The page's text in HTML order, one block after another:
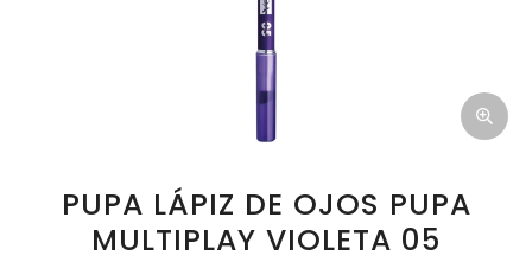
PUPA LÁPIZ DE OJOS PUPA
MULTIPLAY VIOLETA 05